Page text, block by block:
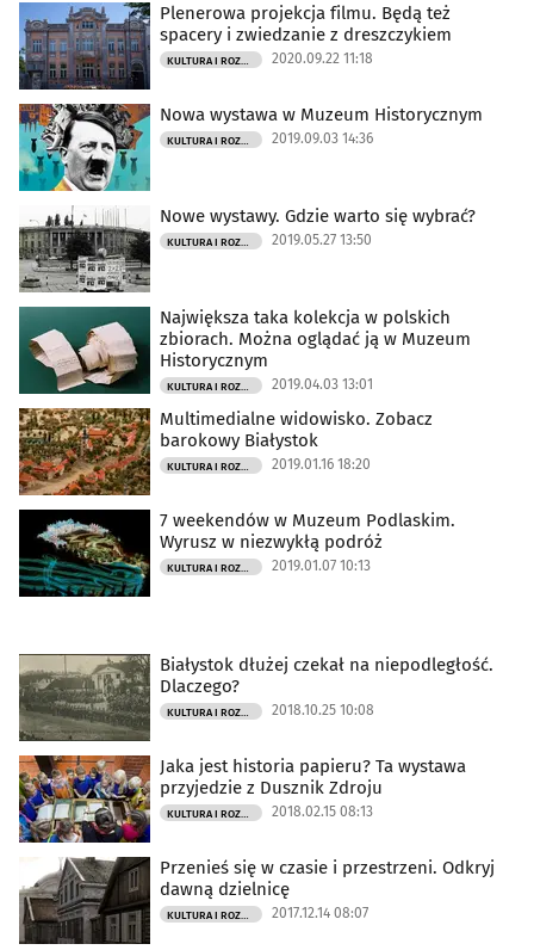
Plenerowa projekcja filmu. Będą też
spacery i zwiedzanie z dreszczykiem
2020.09.22 11:18
Nowa wystawa w Muzeum Historycznym
2019.09.03 14:36
Nowe wystawy. Gdzie warto się wybrać?
2019.05.27 13:50
Największa taka kolekcja w polskich
zbiorach. Można oglądać ją w Muzeum
Historycznym
2019.04.03 13:01
Multimedialne widowisko. Zobacz
barokowy Białystok
2019.01.16 18:20
7 weekendów w Muzeum Podlaskim.
Wyrusz w niezwykłą podróż
2019.01.07 10:13
Białystok dłużej czekał na niepodległość.
Dlaczego?
2018.10.25 10:08
Jaka jest historia papieru? Ta wystawa
przyjedzie z Dusznik Zdroju
2018.02.15 08:13
Przenieś się w czasie i przestrzeni. Odkryj
dawną dzielnicę
2017.12.14 08:07